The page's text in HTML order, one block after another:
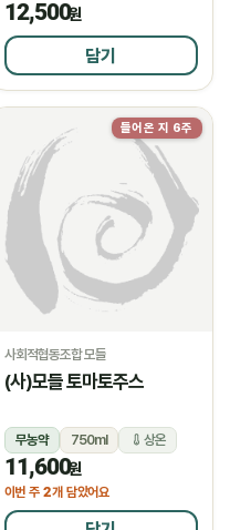
12,500원
담기
들어온 지 6주
사회적협동조합 모들
(사)모들 토마토주스
무농약 750ml 상온
11,600원
이번 주 2개 담았어요